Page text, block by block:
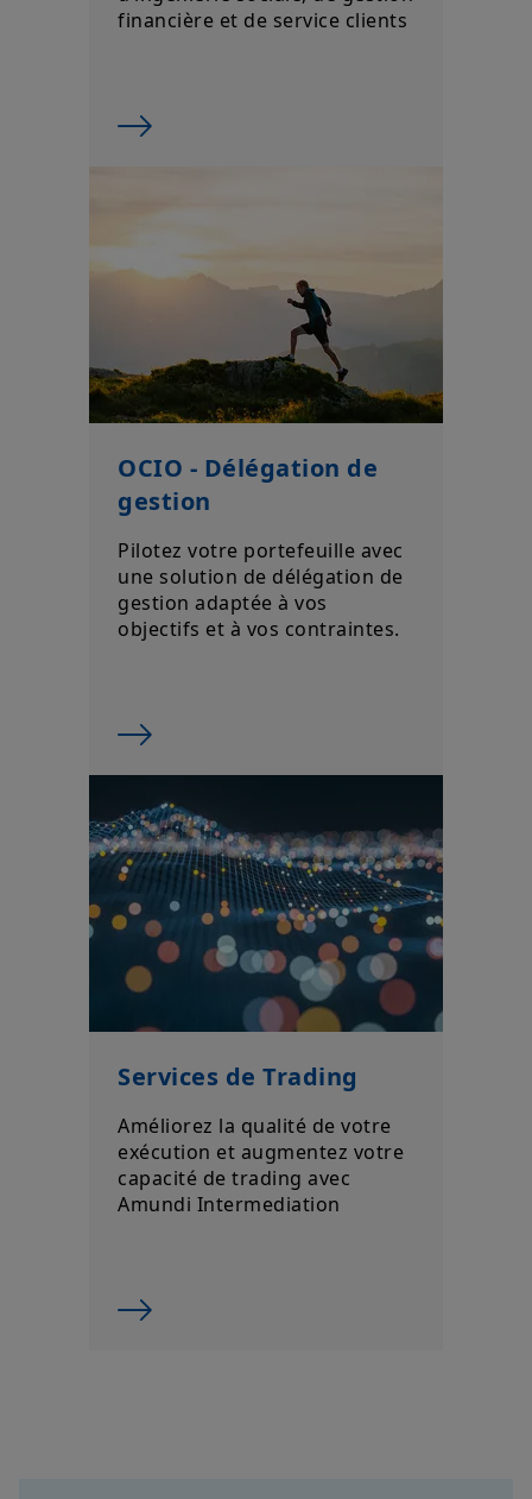
OCIO - Délégation de
Pilotez votre portefeuille avec
gestion adaptée à vos
objectifs et à vos contraintes.
Services de Trading
Améliorez la qualité de votre
capacité de trading avec
Amundi Intermediation